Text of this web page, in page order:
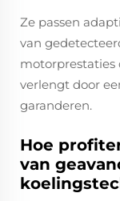
Ze passen
van
motorprestaties
verlengt door
garanderen.
Hoe
van